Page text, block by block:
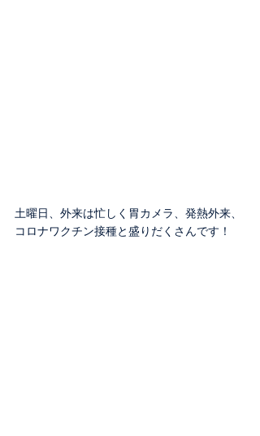
土曜日、外来は忙しく胃カメラ、発熱外来、
コロナワクチン接種と盛りだくさんです！